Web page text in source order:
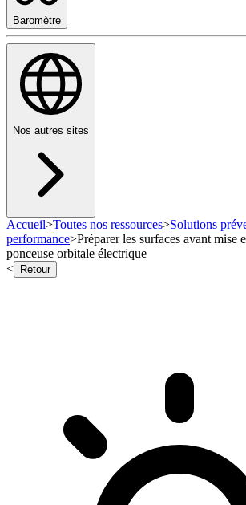
Baromètre
Nos autres sites
Accueil>Toutes nos ressources>Solutions
performance>Préparer les surfaces avant mise
ponceuse orbitale électrique
<
Retour